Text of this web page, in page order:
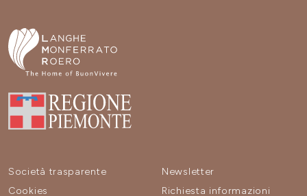
Società trasparente
Cookies
Newsletter
Richiesta informazioni